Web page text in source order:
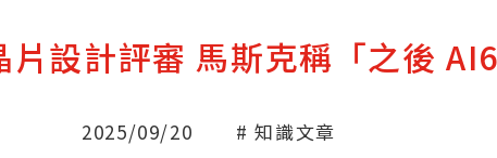
設計評審 馬斯克稱「之後 AI6
2025/09/20 # 知識文章